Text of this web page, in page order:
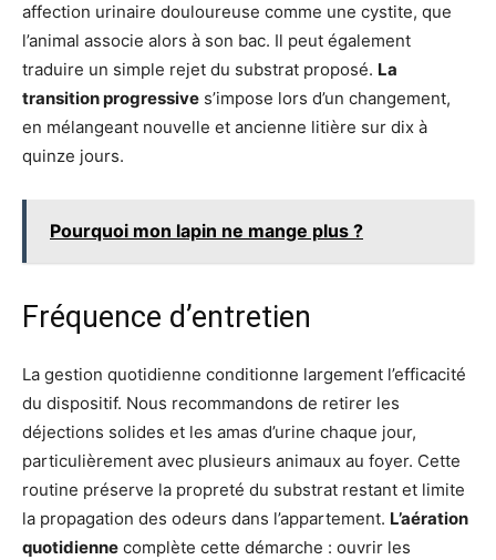
affection urinaire douloureuse comme une cystite, que
l’animal associe alors à son bac. Il peut également
traduire un simple rejet du substrat proposé. La
transition progressive s’impose lors d’un changement,
en mélangeant nouvelle et ancienne litière sur dix à
quinze jours.
Pourquoi mon lapin ne mange plus ?
Fréquence d’entretien
La gestion quotidienne conditionne largement l’efficacité
du dispositif. Nous recommandons de retirer les
déjections solides et les amas d’urine chaque jour,
particulièrement avec plusieurs animaux au foyer. Cette
routine préserve la propreté du substrat restant et limite
la propagation des odeurs dans l’appartement. L’aération
quotidienne complète cette démarche : ouvrir les